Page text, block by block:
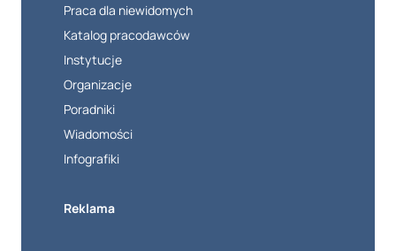
Praca dla niewidomych
Katalog pracodawców
Instytucje
Organizacje
Poradniki
Wiadomości
Infografiki
Reklama